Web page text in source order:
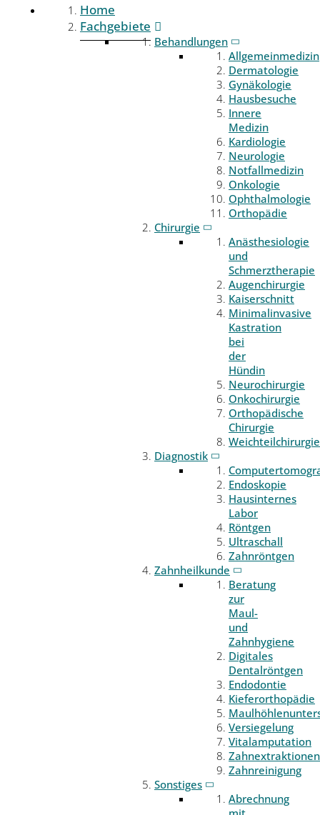
Home
Fachgebiete
Behandlungen
Allgemeinmedizin
Dermatologie
Gynäkologie
Hausbesuche
Innere
Medizin
Kardiologie
Neurologie
Notfallmedizin
Onkologie
Ophthalmologie
Orthopädie
Chirurgie
Anästhesiologie
und
Schmerztherapie
Augenchirurgie
Kaiserschnitt
Minimalinvasive
Kastration
bei
der
Hündin
Neurochirurgie
Onkochirurgie
Orthopädische
Chirurgie
Weichteilchirurgie
Diagnostik
Endoskopie
Hausinternes
Labor
Röntgen
Ultraschall
Zahnröntgen
Zahnheilkunde
Beratung
zur
Maul-
und
Zahnhygiene
Digitales
Dentalröntgen
Endodontie
Kieferorthopädie
Versiegelung
Vitalamputation
Zahnextraktionen
Zahnreinigung
Sonstiges
Abrechnung